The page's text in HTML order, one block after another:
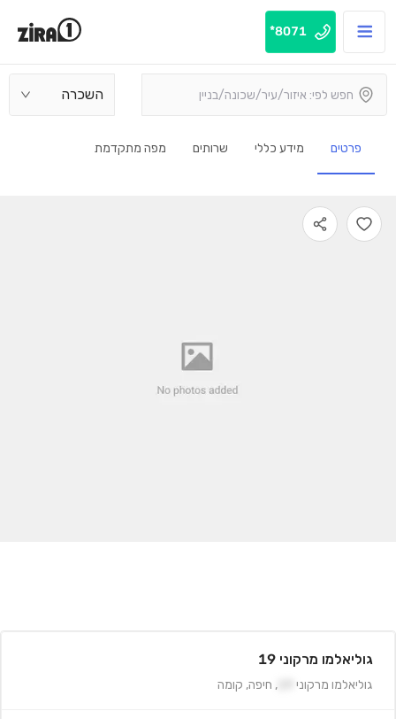
8071*
השכרה
פרטים מידע כללי שרותים מפה מתקדמת
גוליאלמו מרקוני 19
גוליאלמו מרקוני , חיפה, קומה